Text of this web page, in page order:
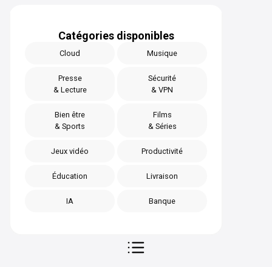
Catégories disponibles
Cloud Musique
Presse
& Lecture
Sécurité
& VPN
Bien être
& Sports
Films
& Séries
Jeux vidéo Productivité
Éducation Livraison
IA Banque